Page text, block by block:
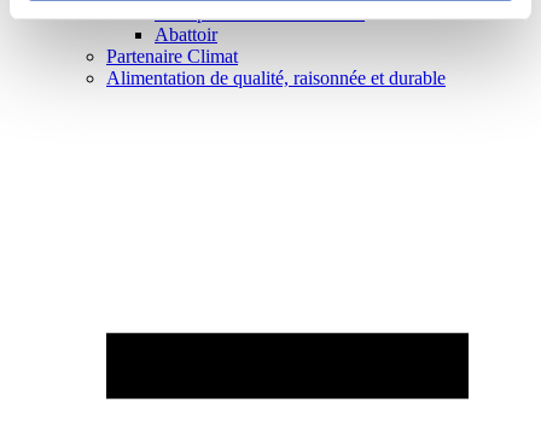
Abattoir
Partenaire Climat
Alimentation de qualité, raisonnée et durable